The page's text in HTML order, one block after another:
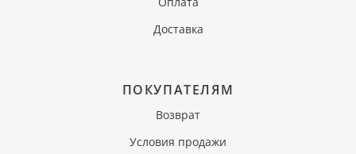
Доставка
ПОКУПАТЕЛЯМ
Возврат
Условия продажи